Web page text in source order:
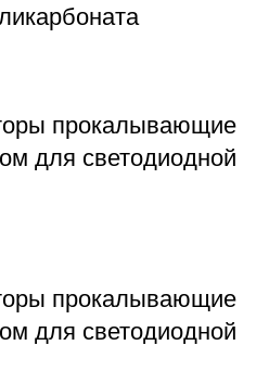
прокалывающие
для светодиодной
прокалывающие
для светодиодной